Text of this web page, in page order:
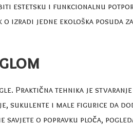
estetsku i funkcionalnu
o izradi jedne ekološka posuda
Praktična tehnika je stvaranje
sukulente i male figurice da
savjete o popravku ploča,